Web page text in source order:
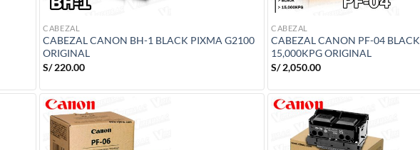
CABEZAL
CABEZAL CANON BH-1 BLACK PIXMA G2100
ORIGINAL
S/220.00
CABEZAL
CABEZAL CANON PF-04
15,000KPG ORIGINAL
S/2,050.00